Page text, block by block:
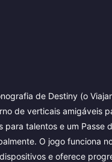
de Destiny (o
de verticais amigáveis
talentos e um Passe
O jogo funciona
e oferece